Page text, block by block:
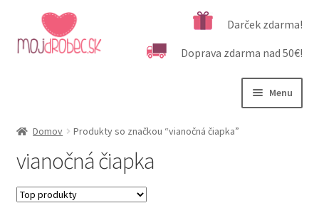
Preskočiť
na
navigáciu
Preskočiť
na
obsah
Darček zdarma!
Doprava zdarma nad 50€!
Menu
Podľa veku
Kategórie produktov
Dôležité informácie
Domov Produkty so značkou “vianočná čiapka”
vianočná čiapka